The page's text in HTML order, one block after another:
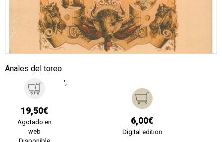
Anales del toreo
19,50€
Agotado en
web
';
6,00€
Digital edition